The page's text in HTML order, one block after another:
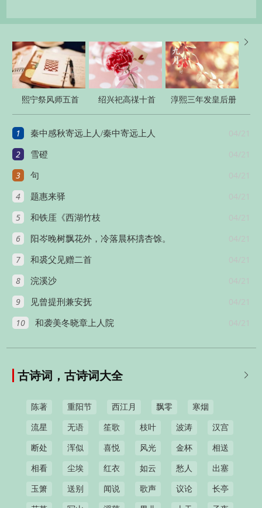

熙宁祭风师五首 绍兴祀高禖十首
淳熙三年发皇后册
宝十三首
1 04/21
秦中感秋寄远上人/秦中寄远上人
2 04/21
雪磴
3 04/21
句
4 04/21
题惠来驿
5 04/21
和铁厓《西湖竹枝
6 04/21
阳岑晚树飘花外，冷落晨杯擣杏馀。
7 04/21
和裘父见赠二首
8 04/21
浣溪沙
9 04/21
见曾提刑兼安抚
10 04/21
和袭美冬晓章上人院

古诗词，古诗词大全
陈著 重阳节 西江月 飘零 寒烟
流星 无语 笙歌 枝叶 波涛 汉宫
断处 浑似 喜悦 风光 金杯 相送
相看 尘埃 红衣 如云 愁人 出塞
玉箫 送别 闻说 歌声 议论 长亭